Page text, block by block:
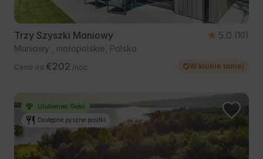
Trzy Szyszki Maniowy 5.0 (10)
Maniowy , małopolskie, Polska
Cena od €202 /noc W klubie taniej
Ulubieniec Gości
Dostępne pyszne posiłki